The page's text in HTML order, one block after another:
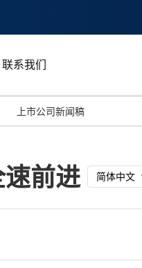
联系我们
投资并购
能源化工与环保
马来西亚
上市公司新闻稿
前进 简体中文